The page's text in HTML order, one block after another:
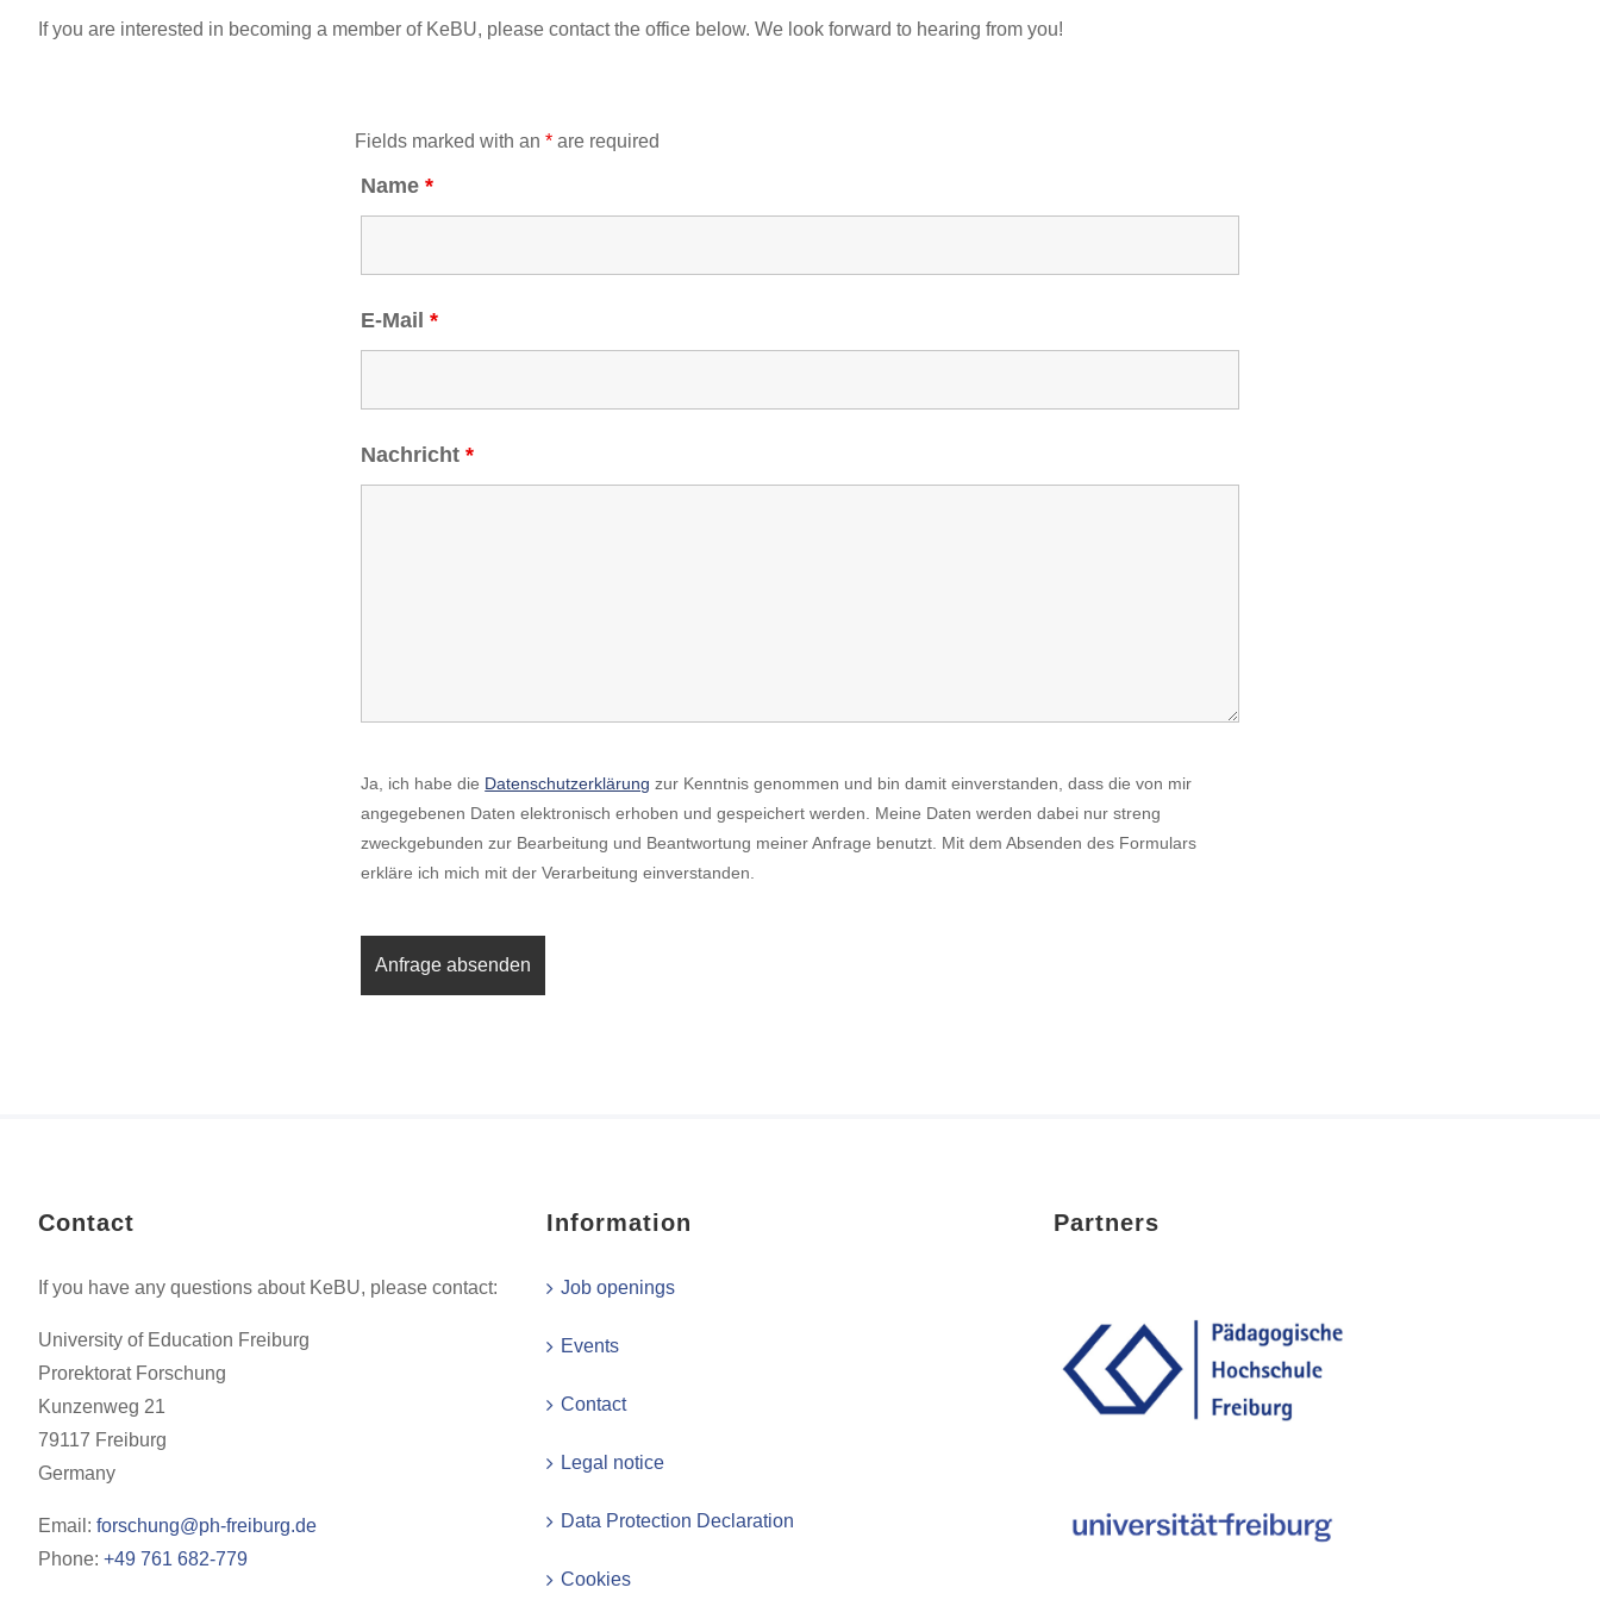
If you are interested in becoming a member of KeBU, please contact the office below. We look forward to hearing from you!
Fields marked with an* are required
Name*
E-Mail*
Nachricht*
Ja, ich habe die Datenschutzerklärung zur Kenntnis genommen und bin damit einverstanden, dass die von mir
angegebenen Daten elektronisch erhoben und gespeichert werden. Meine Daten werden dabei nur streng
zweckgebunden zur Bearbeitung und Beantwortung meiner Anfrage benutzt. Mit dem Absenden des Formulars
erkläre ich mich mit der Verarbeitung einverstanden.
Contact
If you have any questions about KeBU, please contact:
University of Education Freiburg
Prorektorat Forschung
Kunzenweg 21
79117 Freiburg
Germany
Email: forschung@ph-freiburg.de
Phone: +49 761 682-779
Information
Job openings
Events
Contact
Legal notice
Data Protection Declaration
Cookies
Partners